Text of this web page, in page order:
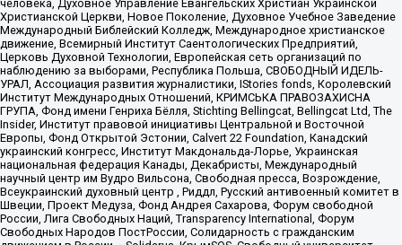
человека, Духовное Управление Евангельских Христиан Украинской
Христианской Церкви, Новое Поколение, Духовное Учебное Заведение
Международный Библейский Колледж, Международное христианское
движение, Всемирный Институт Саентологических Предприятий,
Церковь Духовной Технологии, Европейская сеть организаций по
наблюдению за выборами, Республика Польша, СВОБОДНЫЙ ИДЕЛЬ-
УРАЛ, Ассоциация развития журналистики, IStories fonds, Королевский
Институт Международных Отношений, КРИМСЬКА ПРАВОЗАХИСНА
ГРУПА, Фонд имени Генриха Бёлля, Stichting Bellingcat, Bellingcat Ltd, The
Insider, Институт правовой инициативы Центральной и Восточной
Европы, Фонд Открытой Эстонии, Calvert 22 Foundation, Канадский
украинский конгресс, Институт Макдональда-Лорье, Украинская
национальная федерация Канады, Декабристы, Международный
научный центр им Вудро Вильсона, Свободная пресса, Возрождение,
Всеукраинский духовный центр , Риддл, Русский антивоенный комитет в
Швеции, Проект Медуза, Фонд Андрея Сахарова, Форум свободной
России, Лига Свободных Наций, Transparеncy International, Форум
Свободных Народов ПостРоссии, Солидарность с гражданским